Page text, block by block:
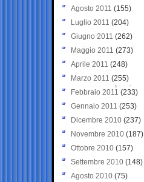
Agosto 2011 (155)
Luglio 2011 (204)
Giugno 2011 (262)
Maggio 2011 (273)
Aprile 2011 (248)
Marzo 2011 (255)
Febbraio 2011 (233)
Gennaio 2011 (253)
Dicembre 2010 (237)
Novembre 2010 (187)
Ottobre 2010 (157)
Settembre 2010 (148)
Agosto 2010 (75)